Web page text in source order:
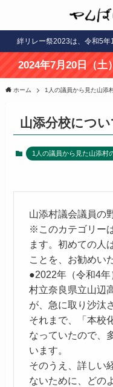
絆リレー祭2023は、令和5年
年7月20日（土）14時
ホーム 1人の議員から見た山添
山添分校につい
1人の議員から見た山添村
山添村議会議員の
※このカテゴリー
ます。初めての人
ことを、お勧めい
●2022年（令和4
村立奈良県立山辺
が、急に取り沙汰
それまで、「本校
なっていたので、
います。
そのうえ、詳しい
ないために、どの